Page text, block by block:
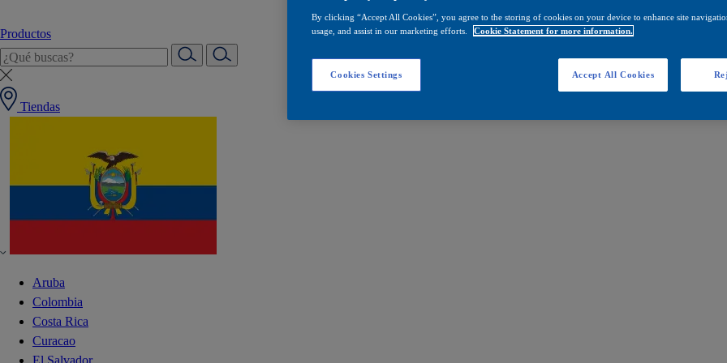
Productos
Tiendas
Aruba
Colombia
Costa Rica
Curacao
El Salvador
By clicking “Accept All Cookies”, you agree to the storing of cookies on your device to enhance site
usage, and assist in our marketing efforts.
Cookie Statement for more information.
Cookies Settings Accept All Cookies